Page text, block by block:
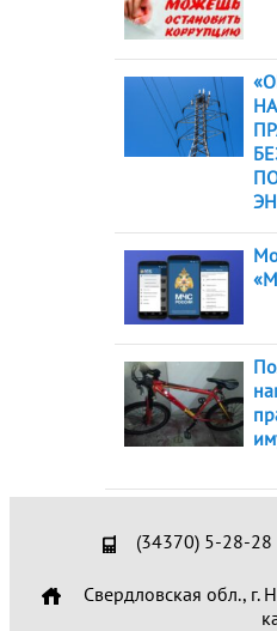
(34370) 5-28-28
Свердловская обл., г.